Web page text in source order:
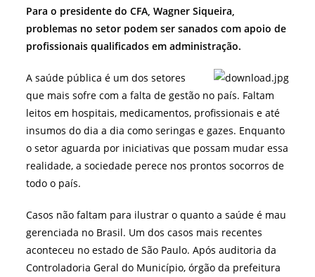
Para o presidente do CFA, Wagner Siqueira,
problemas no setor podem ser sanados com apoio de
profissionais qualificados em administração.
A saúde pública é um dos setores
que mais sofre com a falta de gestão no país. Faltam
leitos em hospitais, medicamentos, profissionais e até
insumos do dia a dia como seringas e gazes. Enquanto
o setor aguarda por iniciativas que possam mudar essa
realidade, a sociedade perece nos prontos socorros de
todo o país.
Casos não faltam para ilustrar o quanto a saúde é mau
gerenciada no Brasil. Um dos casos mais recentes
aconteceu no estado de São Paulo. Após auditoria da
Controladoria Geral do Município, órgão da prefeitura